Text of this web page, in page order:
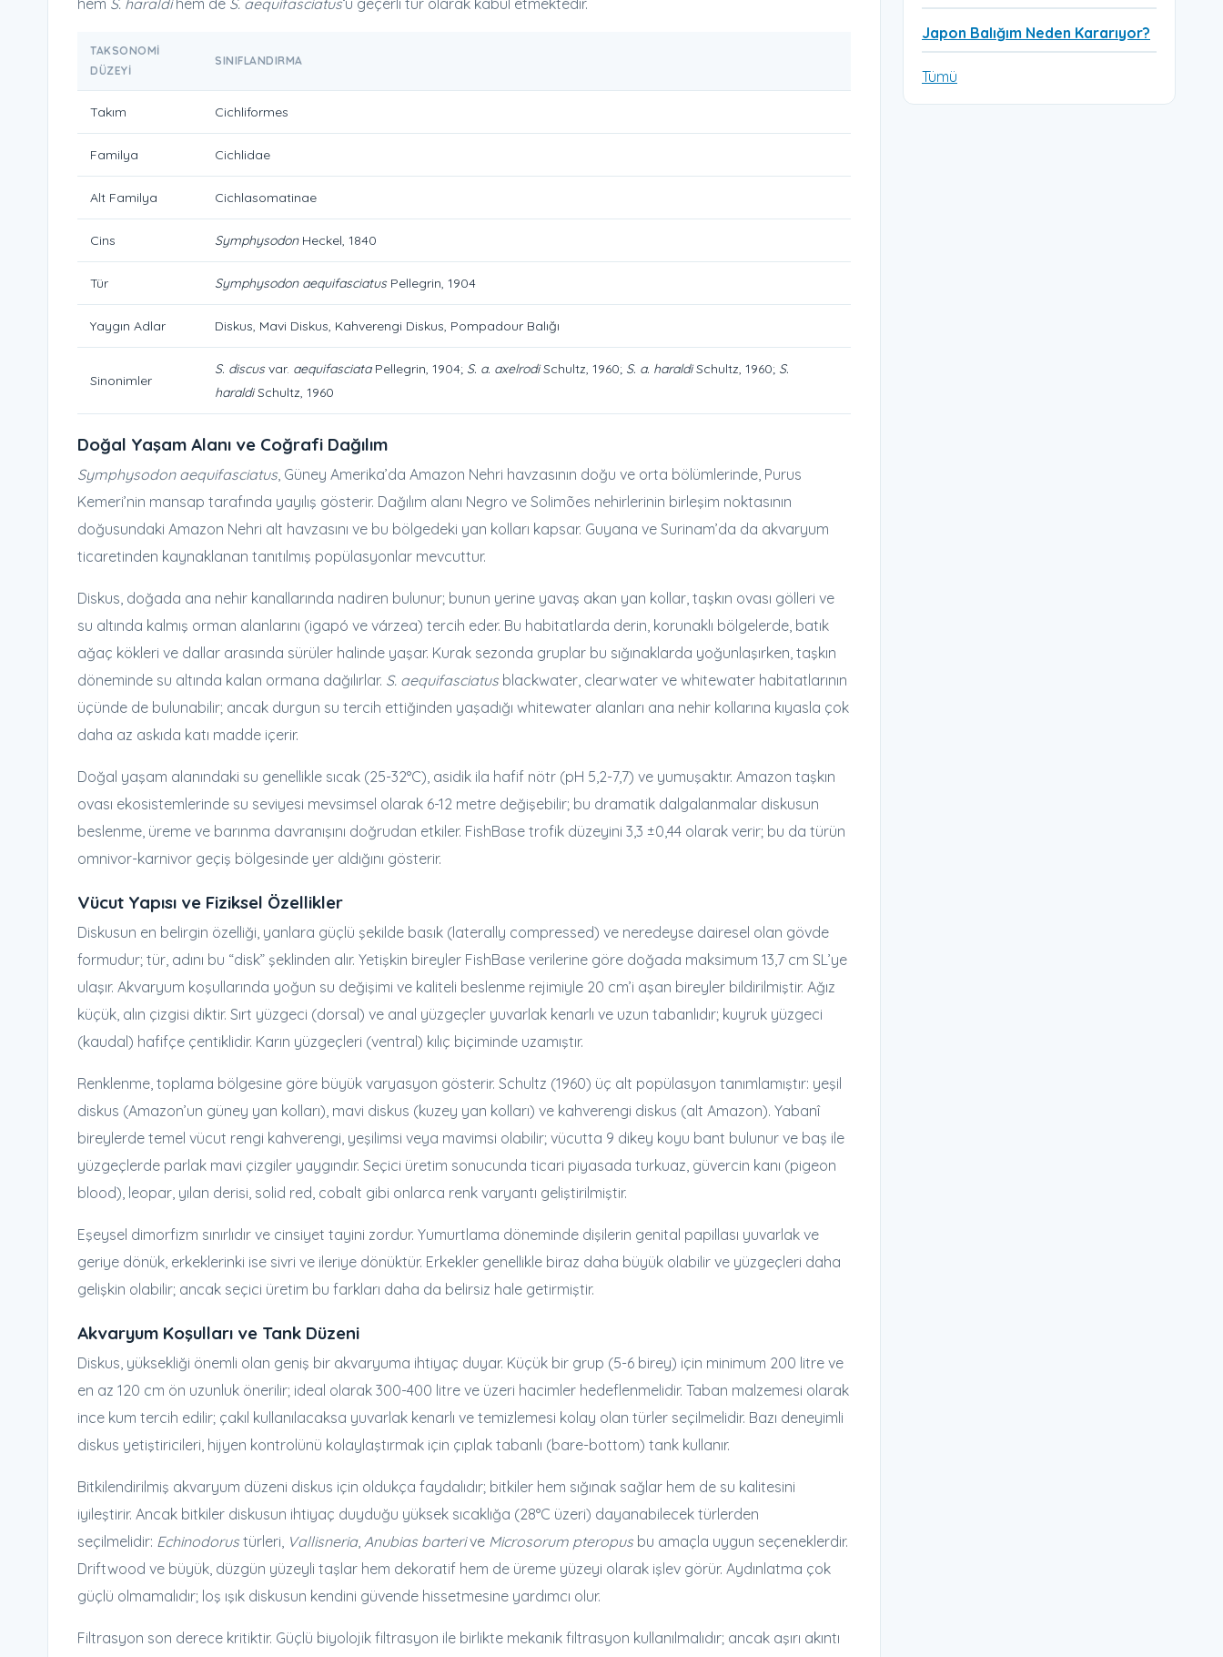
hem S. haraldihem de S. aequifasciatus‘u geçerli tür olarak kabul etmektedir.
TAKSONOMI
DÜZEYI
SINIFLANDIRMA
Takım Cichliformes
Familya Cichlidae
Alt Familya Cichlasomatinae
Cins SymphysodonHeckel, 1840
Tür Symphysodon aequifasciatusPellegrin, 1904
Yaygın Adlar Diskus, Mavi Diskus, Kahverengi Diskus, Pompadour Balığı
Sinonimler
S. discusvar. aequifasciataPellegrin, 1904; S. a. axelrodiSchultz, 1960; S. a. haraldiSchultz, 1960; S.
haraldiSchultz, 1960
Doğal Yaşam Alanı ve Coğrafi Dağılım
Symphysodon aequifasciatus, Güney Amerika’da Amazon Nehri havzasının doğu ve orta bölümlerinde, Purus
Kemeri’nin mansap tarafında yayılış gösterir. Dağılım alanı Negro ve Solimões nehirlerinin birleşim noktasının
doğusundaki Amazon Nehri alt havzasını ve bu bölgedeki yan kolları kapsar. Guyana ve Surinam’da da akvaryum
ticaretinden kaynaklanan tanıtılmış popülasyonlar mevcuttur.
Diskus, doğada ana nehir kanallarında nadiren bulunur; bunun yerine yavaş akan yan kollar, taşkın ovası gölleri ve
su altında kalmış orman alanlarını (igapó ve várzea) tercih eder. Bu habitatlarda derin, korunaklı bölgelerde, batık
ağaç kökleri ve dallar arasında sürüler halinde yaşar. Kurak sezonda gruplar bu sığınaklarda yoğunlaşırken, taşkın
döneminde su altında kalan ormana dağılırlar. S. aequifasciatus blackwater, clearwater ve whitewater habitatlarının
üçünde de bulunabilir; ancak durgun su tercih ettiğinden yaşadığı whitewater alanları ana nehir kollarına kıyasla çok
daha az askıda katı madde içerir.
Doğal yaşam alanındaki su genellikle sıcak (25-32°C), asidik ila hafif nötr (pH 5,2-7,7) ve yumuşaktır. Amazon taşkın
ovası ekosistemlerinde su seviyesi mevsimsel olarak 6-12 metre değişebilir; bu dramatik dalgalanmalar diskusun
beslenme, üreme ve barınma davranışını doğrudan etkiler. FishBase trofik düzeyini 3,3 ±0,44 olarak verir; bu da türün
omnivor-karnivor geçiş bölgesinde yer aldığını gösterir.
Vücut Yapısı ve Fiziksel Özellikler
Diskusun en belirgin özelliği, yanlara güçlü şekilde basık (laterally compressed) ve neredeyse dairesel olan gövde
formudur; tür, adını bu “disk” şeklinden alır. Yetişkin bireyler FishBase verilerine göre doğada maksimum 13,7 cm SL’ye
ulaşır. Akvaryum koşullarında yoğun su değişimi ve kaliteli beslenme rejimiyle 20 cm’i aşan bireyler bildirilmiştir. Ağız
küçük, alın çizgisi diktir. Sırt yüzgeci (dorsal) ve anal yüzgeçler yuvarlak kenarlı ve uzun tabanlıdır; kuyruk yüzgeci
(kaudal) hafifçe çentiklidir. Karın yüzgeçleri (ventral) kılıç biçiminde uzamıştır.
Renklenme, toplama bölgesine göre büyük varyasyon gösterir. Schultz (1960) üç alt popülasyon tanımlamıştır: yeşil
diskus (Amazon’un güney yan kolları), mavi diskus (kuzey yan kolları) ve kahverengi diskus (alt Amazon). Yabanî
bireylerde temel vücut rengi kahverengi, yeşilimsi veya mavimsi olabilir; vücutta 9 dikey koyu bant bulunur ve baş ile
yüzgeçlerde parlak mavi çizgiler yaygındır. Seçici üretim sonucunda ticari piyasada turkuaz, güvercin kanı (pigeon
blood), leopar, yılan derisi, solid red, cobalt gibi onlarca renk varyantı geliştirilmiştir.
Eşeysel dimorfizm sınırlıdır ve cinsiyet tayini zordur. Yumurtlama döneminde dişilerin genital papillası yuvarlak ve
geriye dönük, erkeklerinki ise sivri ve ileriye dönüktür. Erkekler genellikle biraz daha büyük olabilir ve yüzgeçleri daha
gelişkin olabilir; ancak seçici üretim bu farkları daha da belirsiz hale getirmiştir.
Akvaryum Koşulları ve Tank Düzeni
Diskus, yüksekliği önemli olan geniş bir akvaryuma ihtiyaç duyar. Küçük bir grup (5-6 birey) için minimum 200 litre ve
en az 120 cm ön uzunluk önerilir; ideal olarak 300-400 litre ve üzeri hacimler hedeflenmelidir. Taban malzemesi olarak
ince kum tercih edilir; çakıl kullanılacaksa yuvarlak kenarlı ve temizlemesi kolay olan türler seçilmelidir. Bazı deneyimli
diskus yetiştiricileri, hijyen kontrolünü kolaylaştırmak için çıplak tabanlı (bare-bottom) tank kullanır.
Bitkilendirilmiş akvaryum düzeni diskus için oldukça faydalıdır; bitkiler hem sığınak sağlar hem de su kalitesini
iyileştirir. Ancak bitkiler diskusun ihtiyaç duyduğu yüksek sıcaklığa (28°C üzeri) dayanabilecek türlerden
seçilmelidir: Echinodorus türleri, Vallisneria, Anubias barterive Microsorum pteropus bu amaçla uygun seçeneklerdir.
Driftwood ve büyük, düzgün yüzeyli taşlar hem dekoratif hem de üreme yüzeyi olarak işlev görür. Aydınlatma çok
güçlü olmamalıdır; loş ışık diskusun kendini güvende hissetmesine yardımcı olur.
Filtrasyon son derece kritiktir. Güçlü biyolojik filtrasyon ile birlikte mekanik filtrasyon kullanılmalıdır; ancak aşırı akıntı
Japon Balığım Neden Kararıyor?
Tümü